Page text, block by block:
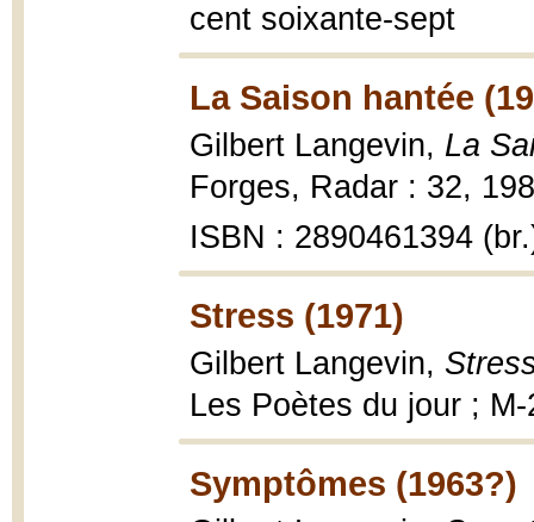
cent soixante-sept
La Saison hantée
Gilbert Langevin, La
Forges, Radar : 32,
ISBN : 2890461394
Stress (1971)
Gilbert Langevin,
Les Poètes du jour ;
Symptômes (1963?)